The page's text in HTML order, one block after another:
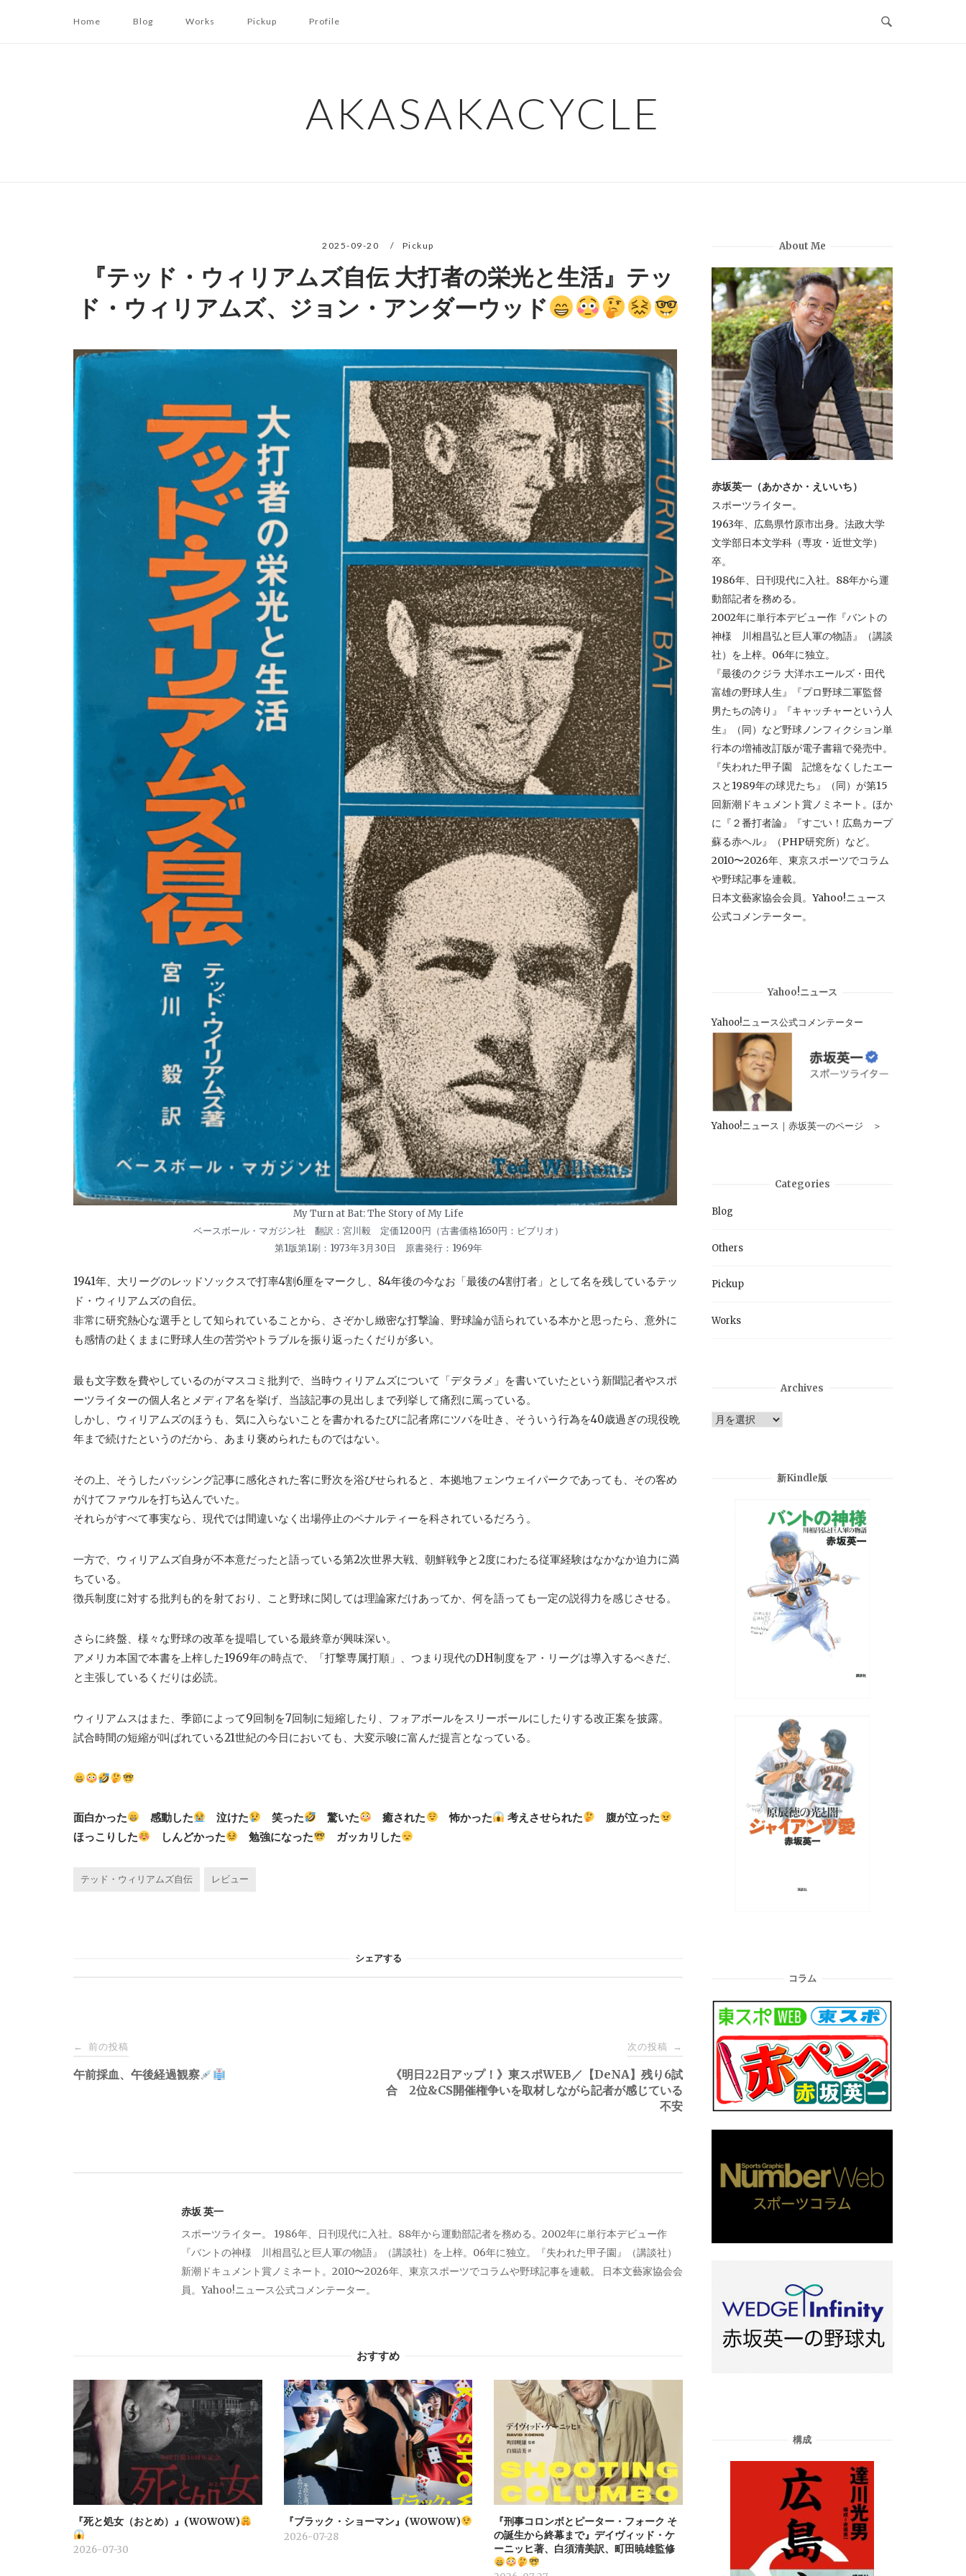
Home Blog Works Pickup Profile
AKASAKACYCLE
2025-09-20 Pickup
『テッド・ウィリアムズ自伝 大打者の栄光と生活』テッ
ド・ウィリアムズ、ジョン・アンダーウッド
My Turn at Bat: The Story of My Life
ベースボール・マガジン社 翻訳：宮川毅 定価1200円（古書価格1650円：ビブリオ）
第1版第1刷：1973年3月30日 原書発行：1969年
1941年、大リーグのレッドソックスで打率4割6厘をマークし、84年後の今なお「最後の4割打者」として名を残しているテッ
ド・ウィリアムズの自伝。
非常に研究熱心な選手として知られていることから、さぞかし緻密な打撃論、野球論が語られている本かと思ったら、意外に
も感情の赴くままに野球人生の苦労やトラブルを振り返ったくだりが多い。
最も文字数を費やしているのがマスコミ批判で、当時ウィリアムズについて「デタラメ」を書いていたという新聞記者やスポ
ーツライターの個人名とメディア名を挙げ、当該記事の見出しまで列挙して痛烈に罵っている。
しかし、ウィリアムズのほうも、気に入らないことを書かれるたびに記者席にツバを吐き、そういう行為を40歳過ぎの現役晩
年まで続けたというのだから、あまり褒められたものではない。
その上、そうしたバッシング記事に感化された客に野次を浴びせられると、本拠地フェンウェイパークであっても、その客め
がけてファウルを打ち込んでいた。
それらがすべて事実なら、現代では間違いなく出場停止のペナルティーを科されているだろう。
一方で、ウィリアムズ自身が不本意だったと語っている第2次世界大戦、朝鮮戦争と2度にわたる従軍経験はなかなか迫力に満
ちている。
徴兵制度に対する批判も的を射ており、こと野球に関しては理論家だけあってか、何を語っても一定の説得力を感じさせる。
さらに終盤、様々な野球の改革を提唱している最終章が興味深い。
アメリカ本国で本書を上梓した1969年の時点で、「打撃専属打順」、つまり現代のDH制度をア・リーグは導入するべきだ、
と主張しているくだりは必読。
ウィリアムスはまた、季節によって9回制を7回制に短縮したり、フォアボールをスリーボールにしたりする改正案を披露。
試合時間の短縮が叫ばれている21世紀の今日においても、大変示唆に富んだ提言となっている。
面白かった 感動した 泣けた 笑った 驚いた 癒された 怖かった 考えさせられた
腹が立った
ほっこりした
しんどかった 勉強になった ガッカリした
テッド・ウィリアムズ自伝 レビュー
シェアする
投
稿
← 前の投稿
午前採血、午後経過観察
次の投稿 →
《明日22日アップ！》東スポWEB／【DeNA】残り6試
合 2位&CS開催権争いを取材しながら記者が感じている
不安
赤坂 英一
スポーツライター。 1986年、日刊現代に入社。88年から運動部記者を務める。2002年に単行本デビュー作
『バントの神様 川相昌弘と巨人軍の物語』（講談社）を上梓。06年に独立。『失われた甲子園』（講談社）
新潮ドキュメント賞ノミネート。2010〜2026年、東京スポーツでコラムや野球記事を連載。 日本文藝家協会会
員。Yahoo!ニュース公式コメンテーター。
おすすめ
『死と処女（おとめ）』(WOWOW)
2026-07-30
『ブラック・ショーマン』(WOWOW)
2026-07-28
『刑事コロンボとピーター・フォーク そ
の誕生から終幕まで』デイヴィッド・ケ
ーニッヒ著、白須清美訳、町田暁雄監修
About Me
赤坂英一（あかさか・えいいち）
スポーツライター。
1963年、広島県竹原市出身。法政大学
文学部日本文学科（専攻・近世文学）
卒。
1986年、日刊現代に入社。88年から運
動部記者を務める。
2002年に単行本デビュー作『バントの
神様 川相昌弘と巨人軍の物語』（講談
社）を上梓。06年に独立。
『最後のクジラ 大洋ホエールズ・田代
富雄の野球人生』『プロ野球二軍監督
男たちの誇り』『キャッチャーという人
生』（同）など野球ノンフィクション単
行本の増補改訂版が電子書籍で発売中。
『失われた甲子園 記憶をなくしたエー
スと1989年の球児たち』（同）が第15
回新潮ドキュメント賞ノミネート。ほか
に『２番打者論』『すごい！広島カープ
蘇る赤ヘル』（PHP研究所）など。
2010〜2026年、東京スポーツでコラム
や野球記事を連載。
日本文藝家協会会員。Yahoo!ニュース
公式コメンテーター。
Yahoo!ニュース
Yahoo!ニュース公式コメンテーター
Yahoo!ニュース｜赤坂英一のページ ＞
Categories
Blog
Others
Pickup
Works
Archives
Archives
新Kindle版
コラム
構成